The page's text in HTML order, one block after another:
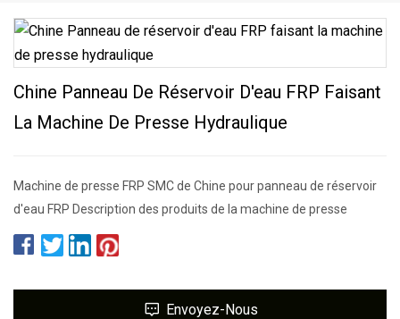
Chine Panneau De Réservoir D'eau FRP Faisant
La Machine De Presse Hydraulique
Machine de presse FRP SMC de Chine pour panneau de réservoir
d'eau FRP Description des produits de la machine de presse
Envoyez-Nous